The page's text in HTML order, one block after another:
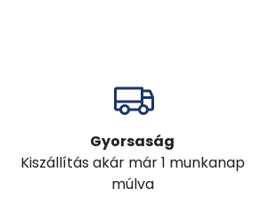
Gyorsaság
Kiszállítás akár már 1 munkanap
múlva